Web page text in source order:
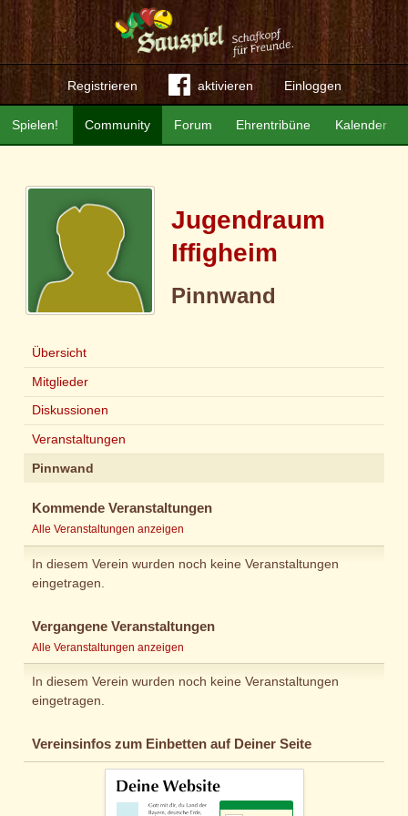
Registrieren aktivieren Einloggen
Community Forum Ehrentribüne Kalender
Spielen!
Jugendraum
Iffigheim
Pinnwand
Übersicht
Mitglieder
Diskussionen
Veranstaltungen
Pinnwand
Kommende Veranstaltungen
Alle Veranstaltungen anzeigen
In diesem Verein wurden noch keine Veranstaltungen
eingetragen.
Vergangene Veranstaltungen
Alle Veranstaltungen anzeigen
In diesem Verein wurden noch keine Veranstaltungen
eingetragen.
Vereinsinfos zum Einbetten auf Deiner Seite